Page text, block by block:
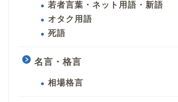
若者言葉・ネット用語・新語
オタク用語
死語
名言・格言
相場格言